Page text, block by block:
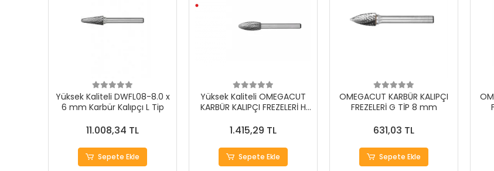
Yüksek Kaliteli DWFL08-8.0 x
6 mm Karbür Kalıpçı L Tip
11.008,34 TL
Sepete Ekle
Yüksek Kaliteli OMEGACUT
KARBÜR KALIPÇI FREZELERİ H
1.415,29 TL
Sepete Ekle
OMEGACUT KARBÜR KALIPÇI
FREZELERİ G TİP 8 mm
631,03 TL
Sepete Ekle